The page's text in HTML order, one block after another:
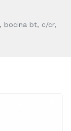
bocina bt, c/cr,